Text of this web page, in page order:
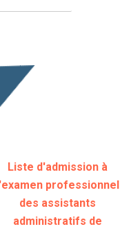
Liste d'admission à
professionnel
des assistants
administratifs de